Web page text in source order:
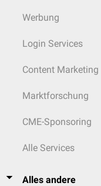
Werbung
Login Services
Content Marketing
Marktforschung
CME-Sponsoring
Alle Services
Alles andere